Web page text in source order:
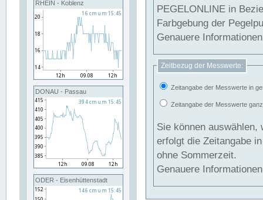
RHEIN - Koblenz
DONAU - Passau
ODER - Eisenhüttenstadt
PEGELONLINE in Beziehung
Farbgebung der
Genauere
Zeitbezug der Messwerte:
Zeitangabe der Messwerte in
Zeitangabe der Messwerte
Sie können auswählen,
erfolgt die Zeitangabe
ohne Sommerzeit.
Genauere